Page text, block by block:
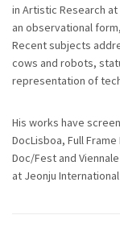
in Artistic Research
an observational
Recent subjects
cows and robots,
representation of
His works have
DocLisboa, Full
Doc/Fest and
at Jeonju